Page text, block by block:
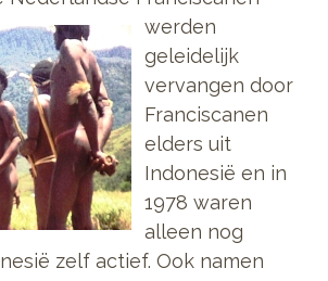
werden
geleidelijk
vervangen door
Franciscanen
elders uit
Indonesië en in
1978 waren
alleen nog
zelf actief. Ook namen